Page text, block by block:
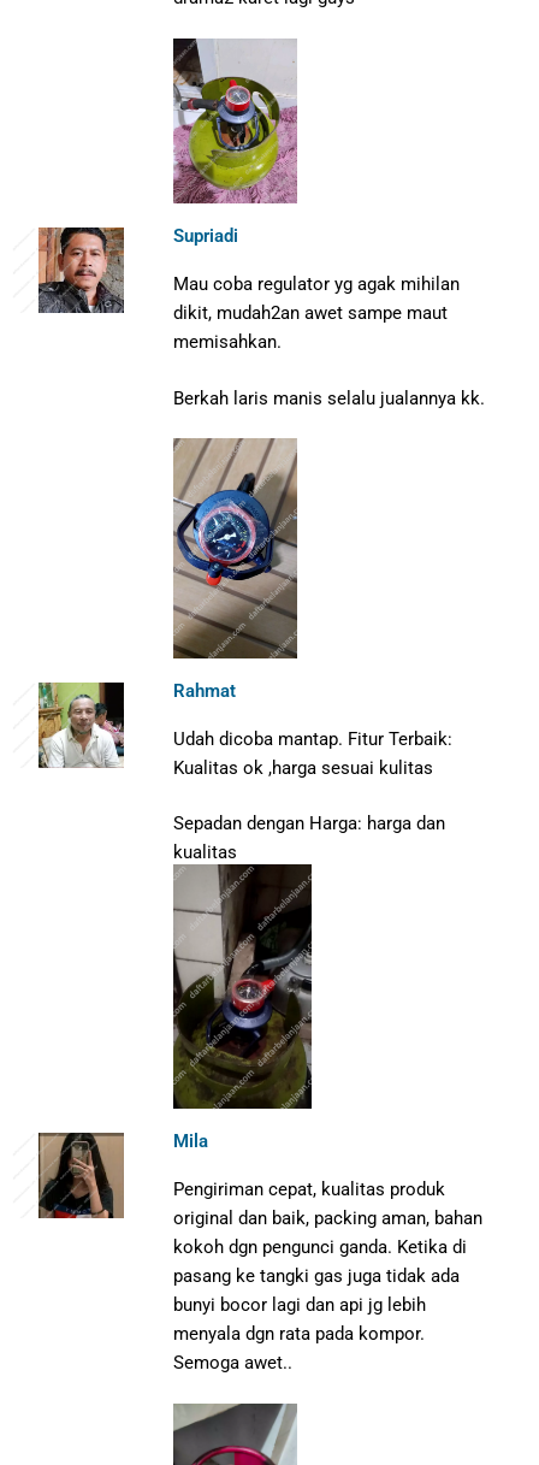
Supriadi
Mau coba regulator yg agak mihilan
dikit, mudah2an awet sampe maut
memisahkan.
Berkah laris manis selalu jualannya kk.
Rahmat
Udah dicoba mantap. Fitur Terbaik:
Kualitas ok ,harga sesuai kulitas
Sepadan dengan Harga: harga dan
kualitas
Mila
Pengiriman cepat, kualitas produk
original dan baik, packing aman, bahan
kokoh dgn pengunci ganda. Ketika di
pasang ke tangki gas juga tidak ada
bunyi bocor lagi dan api jg lebih
menyala dgn rata pada kompor.
Semoga awet..